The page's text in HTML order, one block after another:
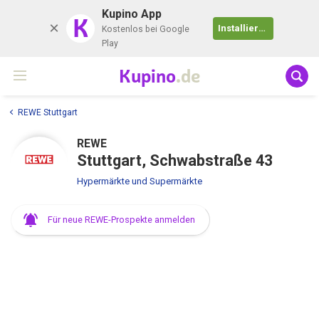
K Kupino App
Kostenlos bei Google
Play
Installieren
Kupino.de
REWE Stuttgart
REWE
Stuttgart, Schwabstraße 43
Hypermärkte und Supermärkte
Für neue REWE-Prospekte anmelden